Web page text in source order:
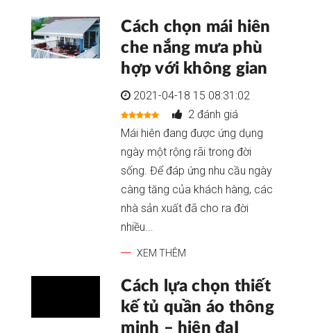
Cách chọn mái hiên
che nắng mưa phù
hợp với không gian
2021-04-18 15 08:31:02
2 đánh giá
Mái hiên đang được ứng dụng
ngày một rộng rãi trong đời
sống. Để đáp ứng nhu cầu ngày
càng tăng của khách hàng, các
nhà sản xuất đã cho ra đời
nhiều...
XEM THÊM
Cách lựa chọn thiết
kế tủ quần áo thông
minh – hiện đạI